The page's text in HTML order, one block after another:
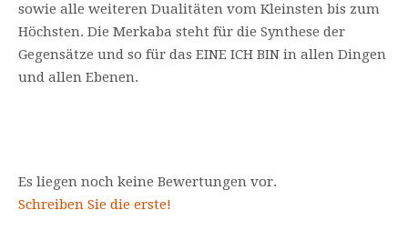
sowie alle weiteren Dualitäten vom Kleinsten bis zum
Höchsten. Die Merkaba steht für die Synthese der
Gegensätze und so für das EINE ICH BIN in allen Dingen
und allen Ebenen.
Es liegen noch keine Bewertungen vor.
Schreiben Sie die erste!